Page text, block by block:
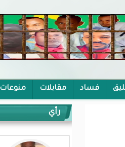
فساد مقابلات منوعات
رأي